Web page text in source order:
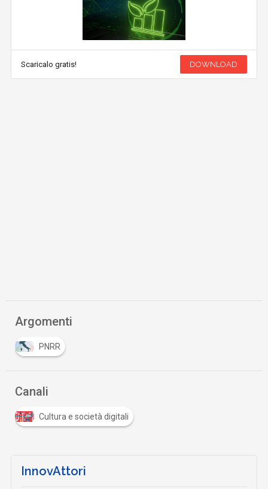
Scaricalo gratis! DOWNLOAD
Argomenti
PNRR
Canali
Cultura e società digitali
InnovAttori